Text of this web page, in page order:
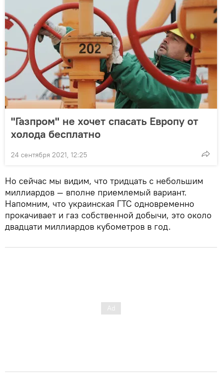
"Газпром" не хочет спасать Европу от
холода бесплатно
24 сентября 2021, 12:25
Но сейчас мы видим, что тридцать с небольшим
миллиардов — вполне приемлемый вариант.
Напомним, что украинская ГТС одновременно
прокачивает и газ собственной добычи, это около
двадцати миллиардов кубометров в год.